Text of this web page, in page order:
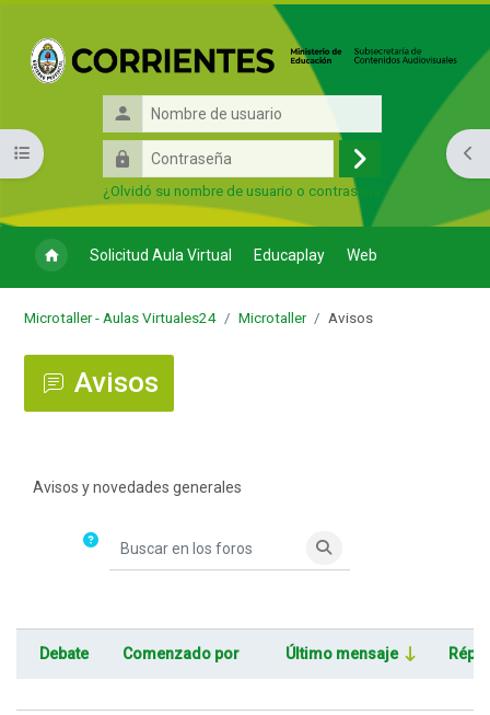
Nombre
de
usuario
Contraseña
Acceder
¿Olvidó su nombre de usuario o contraseña?
Solicitud Aula Virtual Educaplay Web
Abrir índice del curso
Microtaller - Aulas Virtuales24 Microtaller Avisos
Avisos
Avisos y novedades generales
Buscar en los foros
Buscar en los foros
Debate Comenzado por Último mensaje